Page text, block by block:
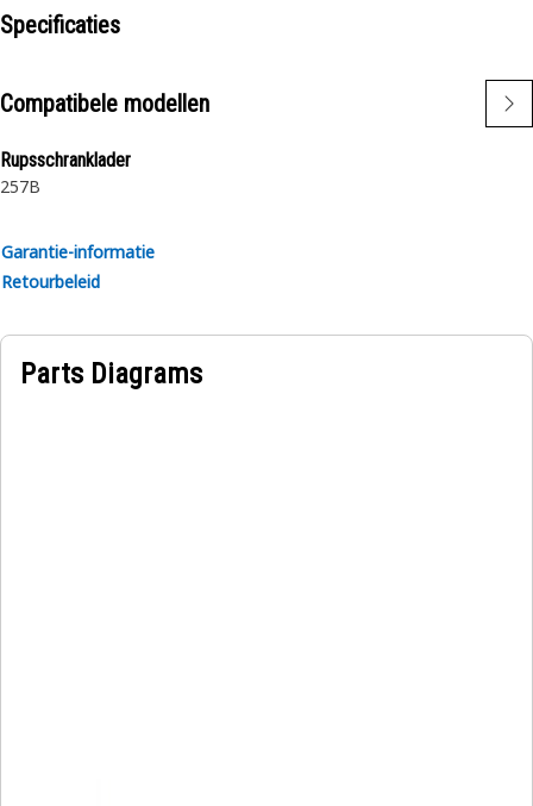
Specificaties
Compatibele modellen
Rupsschranklader
257B
Garantie-informatie
Retourbeleid
Parts Diagrams